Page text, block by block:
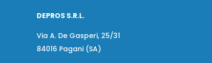
DEPROS S.R.L.
Via A. De Gasperi, 25/31
84016 Pagani (SA)